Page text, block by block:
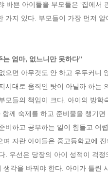
바쁜 아이들을 부모들은 ‘집에
가지 있다. 부모들이 가장 먼저
챙겨주는 엄마, 없느니만 못하다”
으면 아무것도 안 하고 우두커
시대로 움직인 탓이 아닐까 하는
모들의 책임이 크다. 아이의 방
께 숙제를 하고 준비물을 챙기
비하고 공부하는 일이 힘들고 어
며 자란 아이들은 중고등학교에
. 우선은 당장의 아이 성적이 걱
각을 바꿔야 한다. 아이가 틀린